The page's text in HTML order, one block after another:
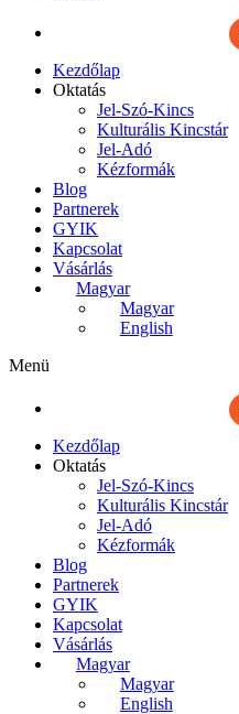
Kezdőlap
Oktatás
Jel-Szó-Kincs
Kulturális Kincstár
Jel-Adó
Kézformák
Blog
Partnerek
GYIK
Kapcsolat
Vásárlás
Magyar
Magyar
English
Menü
Kezdőlap
Oktatás
Jel-Szó-Kincs
Kulturális Kincstár
Jel-Adó
Kézformák
Blog
Partnerek
GYIK
Kapcsolat
Vásárlás
Magyar
Magyar
English